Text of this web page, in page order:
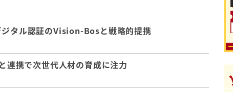
ジタル認証のVision-Bosと戦略的提携
連携で次世代人材の育成に注力